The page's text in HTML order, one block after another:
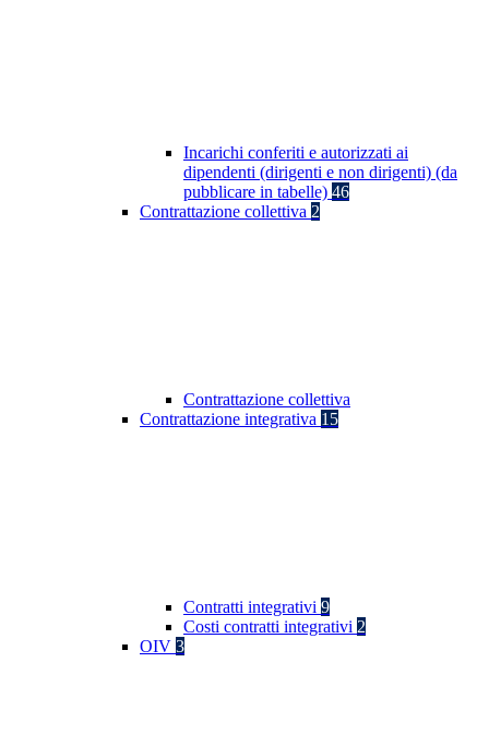
Incarichi conferiti e autorizzati ai
dipendenti (dirigenti e non dirigenti) (da
pubblicare in tabelle) 46
Contrattazione collettiva 2
Contrattazione collettiva
Contrattazione integrativa 15
Contratti integrativi 9
Costi contratti integrativi 2
OIV 3